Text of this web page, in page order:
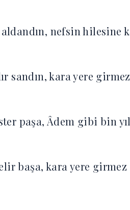
nefsin hilesine
sandın, kara yere
paşa, Âdem gibi bin
başa, kara yere